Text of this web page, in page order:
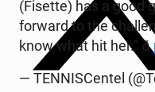
(Fisette) has a good
forward to the
know what hit her." ð
— TEN­NIS­Cen­tel